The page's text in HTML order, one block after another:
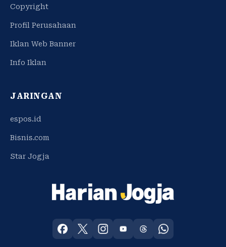
Copyright
Profil Perusahaan
Iklan Web Banner
Info Iklan
JARINGAN
espos.id
Bisnis.com
Star Jogja